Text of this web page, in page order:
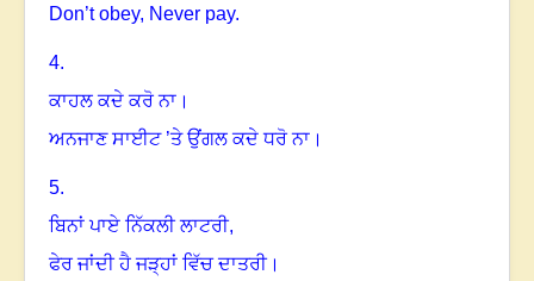
Don’t obey, Never pay.
4.
ਕਾਹਲ ਕਦੇ ਕਰੋ ਨਾ।
ਅਨਜਾਣ ਸਾਈਟ ’ਤੇ ਉਂਗਲ ਕਦੇ ਧਰੋ ਨਾ ।
5.
ਬਿਨਾਂ ਪਾਏ ਨਿੱਕਲੀ ਲਾਟਰੀ,
ਫੇਰ ਜਾਂਦੀ ਹੈ ਜੜ੍ਹਾਂ ਵਿੱਚ ਦਾਤਰੀ।